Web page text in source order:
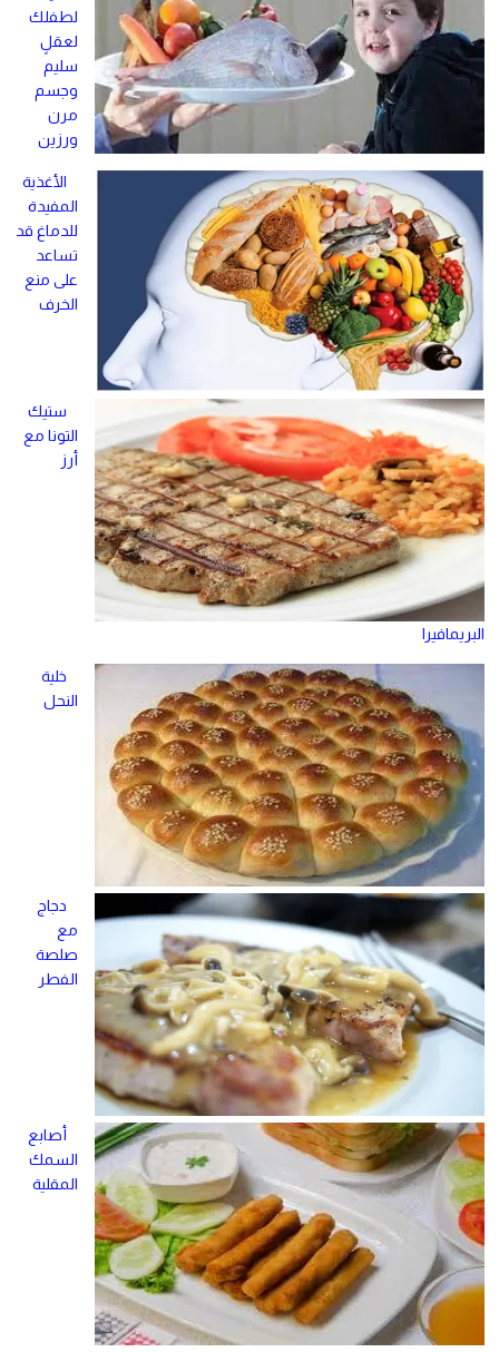
لطفلك
لعقلٍ
سليم
وجسم
مرن
ورزين
الأغذية
المفيدة
للدماغ قد
تساعد
على منع
الخرف
ستيك
التونا مع
أرز
البريمافيرا
خلية
النحل
دجاج
مع
صلصة
الفطر
أصابع
السمك
المقلية